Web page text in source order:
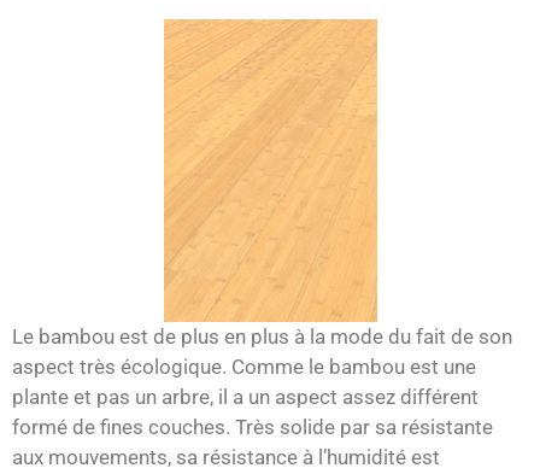
Le bambou est de plus en plus à la mode du fait de son
aspect très écologique. Comme le bambou est une
plante et pas un arbre, il a un aspect assez différent
formé de fines couches. Très solide par sa résistante
aux mouvements, sa résistance à l’humidité est